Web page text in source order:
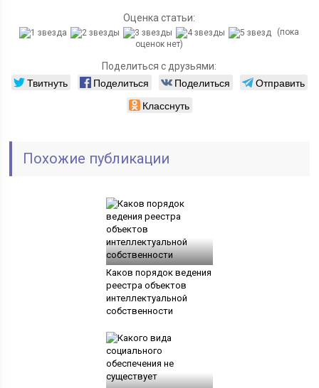
Оценка статьи:
(пока
оценок нет)
Поделиться с друзьями:
Твитнуть Поделиться Поделиться
Отправить
Класснуть
Похожие публикации
Каков порядок ведения
реестра объектов
интеллектуальной
собственности